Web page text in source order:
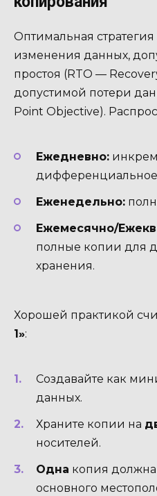
Оптимальная стратегия
изменения данных,
простоя (RTO —
допустимой потери
Point Objective).
Ежедневно:
Еженедельно:
Ежемесячно/
полные копии для
хранения.
Хорошей практикой
1»:
Создавайте как
данных.
Храните копии на
носителей.
Одна копия
основного